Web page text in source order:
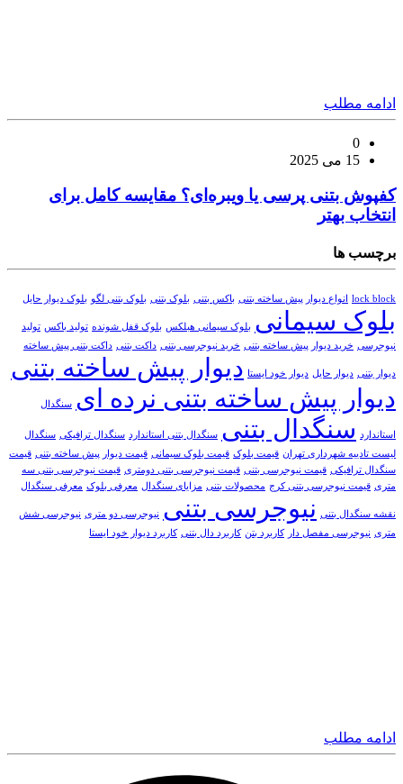
ادامه مطلب
0
15 می 2025
کفپوش بتنی پرسی یا ویبره‌ای؟ مقایسه کامل برای
انتخاب بهتر
برچسب ها
lock block انواع دیوار پیش ساخته بتنی باکس بتنی بلوک بتنی بلوک بتنی لگو بلوک دیوار حایل
بلوک سیمانی بلوک سیمانی هبلکس بلوک قفل شونده تولید باکس تولید
نیوجرسی خرید دیوار پیش ساخته بتنی خرید نیوجرسی بتنی داکت بتنی داکت بتنی پیش ساخته
دیوار بتنی دیوار حایل دیوار خود ایستا دیوار پیش ساخته بتنی
دیوار پیش ساخته بتنی نرده ای سنگدال
استاندارد سنگدال بتنی سنگدال بتنی استاندارد سنگدال ترافیکی سنگدال
لیست تادییه شهرداری تهران قیمت بلوک قیمت بلوک سیمانی قیمت دیوار پیش ساخته بتنی قیمت
سنگدال ترافیکی قیمت نیوجرسی بتنی قیمت نیوجرسی بتنی دومتری قیمت نیوجرسی بتنی سه
متری قیمت نیوجرسی بتنی کرج محصولات بتنی مزایای سنگدال معرفی بلوک معرفی سنگدال
نقشه سنگدال بتنی نیوجرسی بتنی نیوجرسی دو متری نیوجرسی شش
متری نیوجرسی مفصل دار کاربرد بتن کاربرد دال بتنی کاربرد دیوار خود ایستا
ادامه مطلب